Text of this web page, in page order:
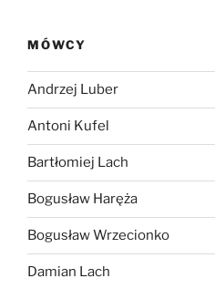
MÓWCY
Andrzej Luber
Antoni Kufel
Bartłomiej Lach
Bogusław Haręża
Bogusław Wrzecionko
Damian Lach